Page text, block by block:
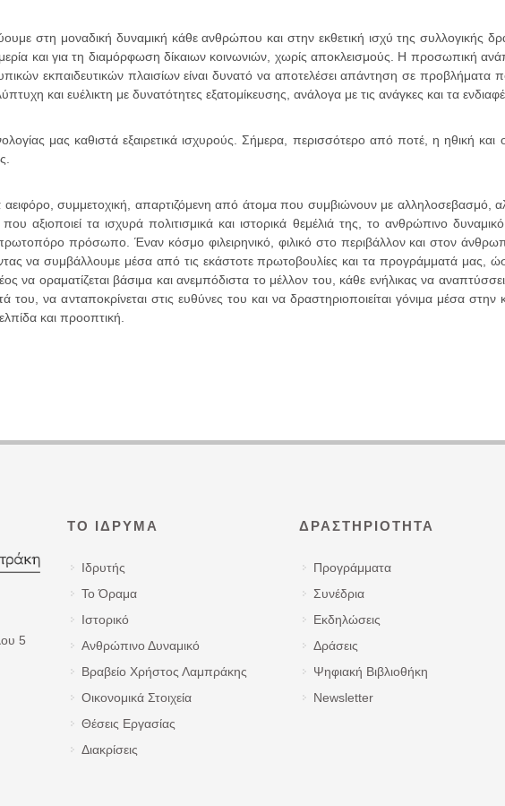
στη μοναδική δυναμική κάθε ανθρώπου και στην εκθετική ισχύ της συλλογικής
και για τη διαμόρφωση δίκαιων κοινωνιών, χωρίς αποκλεισμούς. Η προσωπική
τυπικών εκπαιδευτικών πλαισίων είναι δυνατό να αποτελέσει απάντηση σε
και ευέλικτη με δυνατότητες εξατομίκευσης, ανάλογα με τις ανάγκες και τα
μας καθιστά εξαιρετικά ισχυρούς. Σήμερα, περισσότερο από ποτέ, η ηθική και
αειφόρο, συμμετοχική, απαρτιζόμενη από άτομα που συμβιώνουν με αλληλοσεβασμό,
αξιοποιεί τα ισχυρά πολιτισμικά και ιστορικά θεμέλιά της, το ανθρώπινο
πρόσωπο. Έναν κόσμο φιλειρηνικό, φιλικό στο περιβάλλον και στον
να συμβάλλουμε μέσα από τις εκάστοτε πρωτοβουλίες και τα προγράμματά μας,
να οραματίζεται βάσιμα και ανεμπόδιστα το μέλλον του, κάθε ενήλικας να
του, να ανταποκρίνεται στις ευθύνες του και να δραστηριοποιείται γόνιμα μέσα στην
και προοπτική.
5
ΤΟ ΊΔΡΥΜΑ
Ιδρυτής
Το Όραμα
Ιστορικό
Ανθρώπινο Δυναμικό
Βραβείο Χρήστος Λαμπράκης
Οικονομικά Στοιχεία
Θέσεις Εργασίας
Διακρίσεις
ΔΡΑΣΤΗΡΙΌΤΗΤΑ
Προγράμματα
Συνέδρια
Εκδηλώσεις
Δράσεις
Ψηφιακή Βιβλιοθήκη
Newsletter